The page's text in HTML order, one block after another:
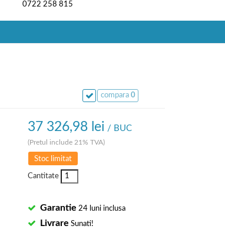
0722 258 815
compara 0
37 326,98 lei / BUC
(Pretul include 21% TVA)
Stoc limitat
Cantitate
Garantie 24 luni inclusa
Livrare Sunati!